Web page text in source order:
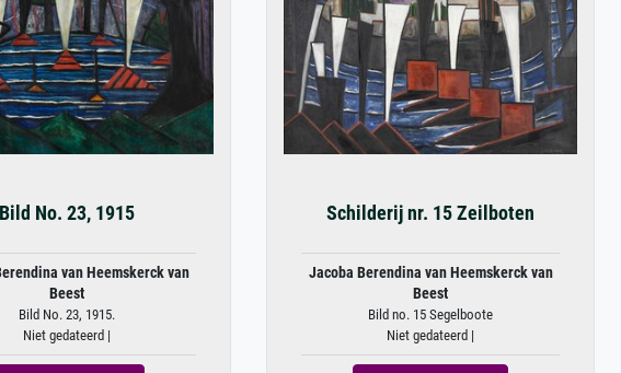
Bild No. 23, 1915
van Heemskerck van
Beest
Bild No. 23, 1915.
Niet gedateerd |
Schilderij nr. 15 Zeilboten
Jacoba Berendina van Heemskerck van
Beest
Bild no. 15 Segelboote
Niet gedateerd |